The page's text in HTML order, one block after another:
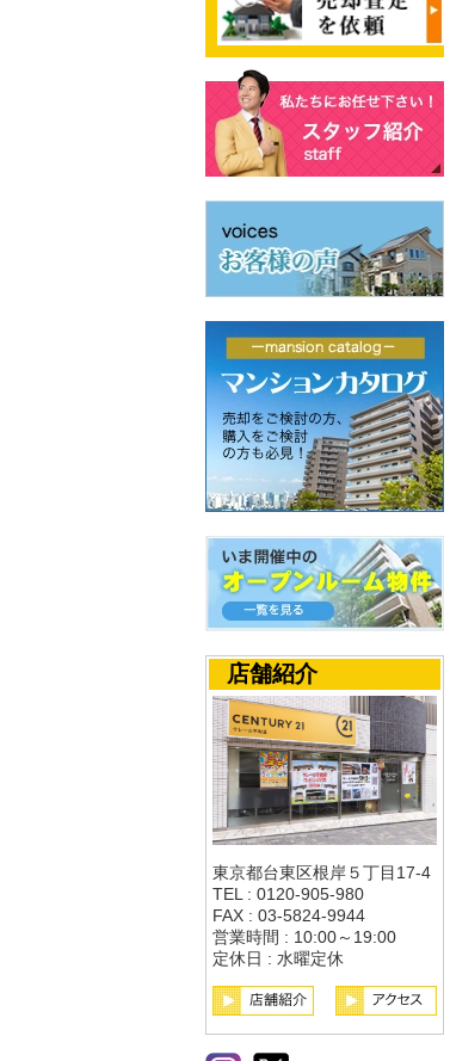
店舗紹介
東京都台東区根岸５丁目17-4
TEL : 0120-905-980
FAX : 03-5824-9944
営業時間 : 10:00～19:00
定休日 : 水曜定休